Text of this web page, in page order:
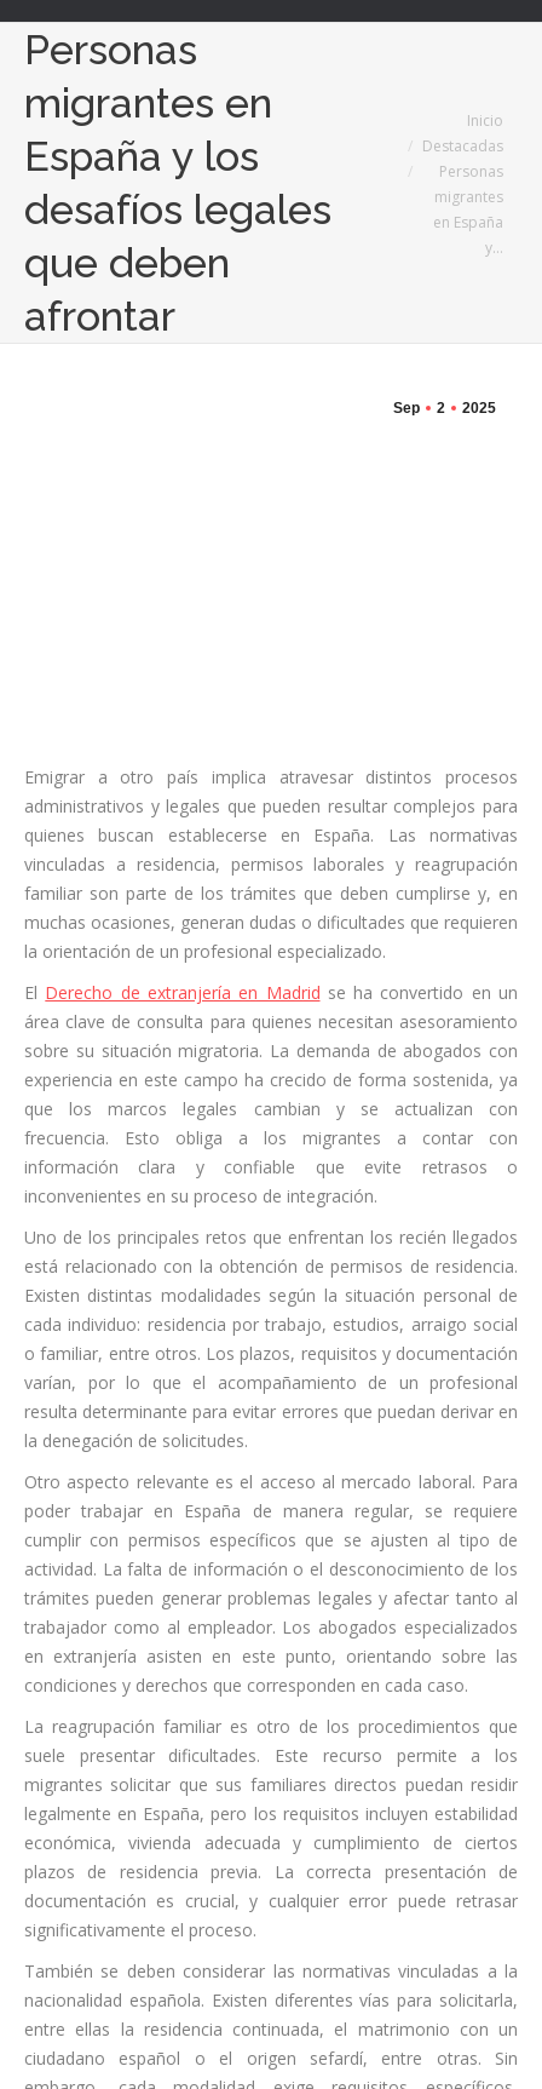
Personas
migrantes en
España y los
desafíos legales
que deben
afrontar
Inicio
Destacadas
Personas
migrantes
en España
y…
Sep 2 2025
Emigrar a otro país implica atravesar distintos procesos
administrativos y legales que pueden resultar complejos para
quienes buscan establecerse en España. Las normativas
vinculadas a residencia, permisos laborales y reagrupación
familiar son parte de los trámites que deben cumplirse y, en
muchas ocasiones, generan dudas o dificultades que requieren
la orientación de un profesional especializado.
El Derecho de extranjería en Madrid se ha convertido en un
área clave de consulta para quienes necesitan asesoramiento
sobre su situación migratoria. La demanda de abogados con
experiencia en este campo ha crecido de forma sostenida, ya
que los marcos legales cambian y se actualizan con
frecuencia. Esto obliga a los migrantes a contar con
información clara y confiable que evite retrasos o
inconvenientes en su proceso de integración.
Uno de los principales retos que enfrentan los recién llegados
está relacionado con la obtención de permisos de residencia.
Existen distintas modalidades según la situación personal de
cada individuo: residencia por trabajo, estudios, arraigo social
o familiar, entre otros. Los plazos, requisitos y documentación
varían, por lo que el acompañamiento de un profesional
resulta determinante para evitar errores que puedan derivar en
la denegación de solicitudes.
Otro aspecto relevante es el acceso al mercado laboral. Para
poder trabajar en España de manera regular, se requiere
cumplir con permisos específicos que se ajusten al tipo de
actividad. La falta de información o el desconocimiento de los
trámites pueden generar problemas legales y afectar tanto al
trabajador como al empleador. Los abogados especializados
en extranjería asisten en este punto, orientando sobre las
condiciones y derechos que corresponden en cada caso.
La reagrupación familiar es otro de los procedimientos que
suele presentar dificultades. Este recurso permite a los
migrantes solicitar que sus familiares directos puedan residir
legalmente en España, pero los requisitos incluyen estabilidad
económica, vivienda adecuada y cumplimiento de ciertos
plazos de residencia previa. La correcta presentación de
documentación es crucial, y cualquier error puede retrasar
significativamente el proceso.
También se deben considerar las normativas vinculadas a la
nacionalidad española. Existen diferentes vías para solicitarla,
entre ellas la residencia continuada, el matrimonio con un
ciudadano español o el origen sefardí, entre otras. Sin